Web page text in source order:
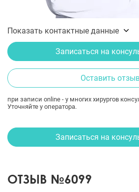
Показать контактные данные
Записаться на
Оставить
при записи online - у многих хирургов
Уточняйте у оператора.
Записаться на
ОТЗЫВ №6099